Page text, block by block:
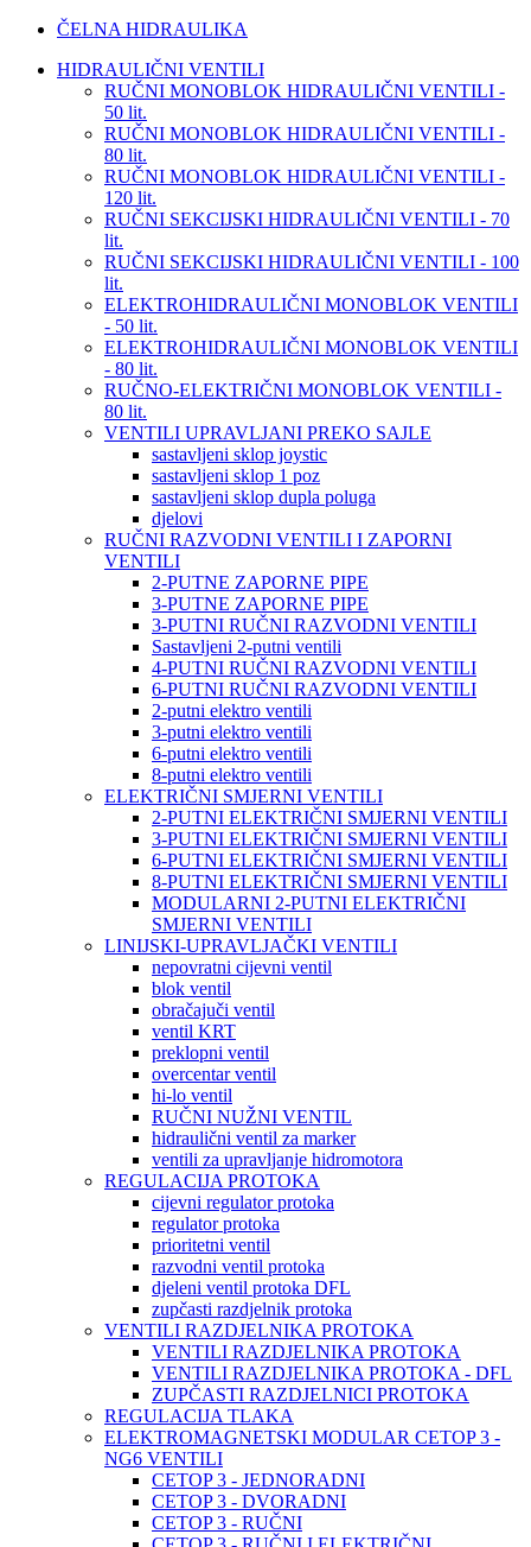
ČELNA HIDRAULIKA
HIDRAULIČNI VENTILI
RUČNI MONOBLOK HIDRAULIČNI VENTILI -
50 lit.
RUČNI MONOBLOK HIDRAULIČNI VENTILI -
80 lit.
RUČNI MONOBLOK HIDRAULIČNI VENTILI -
120 lit.
RUČNI SEKCIJSKI HIDRAULIČNI VENTILI - 70
lit.
RUČNI SEKCIJSKI HIDRAULIČNI VENTILI - 100
lit.
ELEKTROHIDRAULIČNI MONOBLOK VENTILI
- 50 lit.
ELEKTROHIDRAULIČNI MONOBLOK VENTILI
- 80 lit.
RUČNO-ELEKTRIČNI MONOBLOK VENTILI -
80 lit.
VENTILI UPRAVLJANI PREKO SAJLE
sastavljeni sklop joystic
sastavljeni sklop 1 poz
sastavljeni sklop dupla poluga
djelovi
RUČNI RAZVODNI VENTILI I ZAPORNI
VENTILI
2-PUTNE ZAPORNE PIPE
3-PUTNE ZAPORNE PIPE
3-PUTNI RUČNI RAZVODNI VENTILI
Sastavljeni 2-putni ventili
4-PUTNI RUČNI RAZVODNI VENTILI
6-PUTNI RUČNI RAZVODNI VENTILI
2-putni elektro ventili
3-putni elektro ventili
6-putni elektro ventili
8-putni elektro ventili
ELEKTRIČNI SMJERNI VENTILI
2-PUTNI ELEKTRIČNI SMJERNI VENTILI
3-PUTNI ELEKTRIČNI SMJERNI VENTILI
6-PUTNI ELEKTRIČNI SMJERNI VENTILI
8-PUTNI ELEKTRIČNI SMJERNI VENTILI
MODULARNI 2-PUTNI ELEKTRIČNI
SMJERNI VENTILI
LINIJSKI-UPRAVLJAČKI VENTILI
nepovratni cijevni ventil
blok ventil
obračajuči ventil
ventil KRT
preklopni ventil
overcentar ventil
hi-lo ventil
RUČNI NUŽNI VENTIL
hidraulični ventil za marker
ventili za upravljanje hidromotora
REGULACIJA PROTOKA
cijevni regulator protoka
regulator protoka
prioritetni ventil
razvodni ventil protoka
djeleni ventil protoka DFL
zupčasti razdjelnik protoka
VENTILI RAZDJELNIKA PROTOKA
VENTILI RAZDJELNIKA PROTOKA
VENTILI RAZDJELNIKA PROTOKA - DFL
ZUPČASTI RAZDJELNICI PROTOKA
REGULACIJA TLAKA
ELEKTROMAGNETSKI MODULAR CETOP 3 -
NG6 VENTILI
CETOP 3 - JEDNORADNI
CETOP 3 - DVORADNI
CETOP 3 - RUČNI